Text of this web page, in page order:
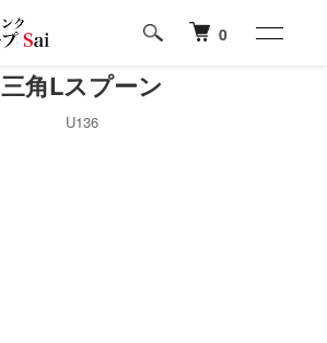
0
三角Lスプーン
U136